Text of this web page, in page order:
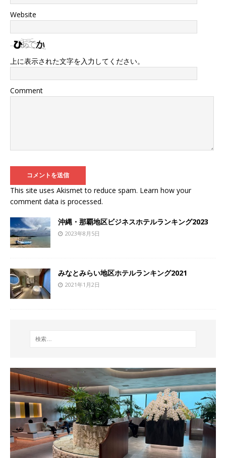
Website
上に表示された文字を入力してください。
Comment
This site uses Akismet to reduce spam. Learn how your
comment data is processed.
沖縄・那覇地区ビジネスホテルランキング2023
2023年8月5日
みなとみらい地区ホテルランキング2021
2021年1月2日